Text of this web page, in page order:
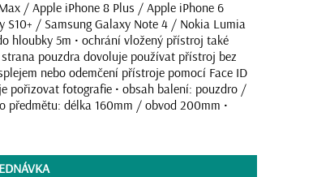
/ Apple iPhone 8 Plus / Apple iPhone 6
S10+ / Samsung Galaxy Note 4 / Nokia Lumia
hloubky 5m • ochrání vložený přístroj také
pouzdra dovoluje používat přístroj bez
nebo odemčení přístroje pomocí Face ID
pořizovat fotografie • obsah balení: pouzdro /
předmětu: délka 160mm / obvod 200mm •